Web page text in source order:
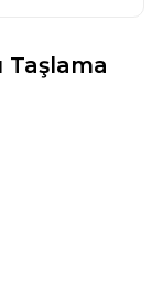
Taşlama